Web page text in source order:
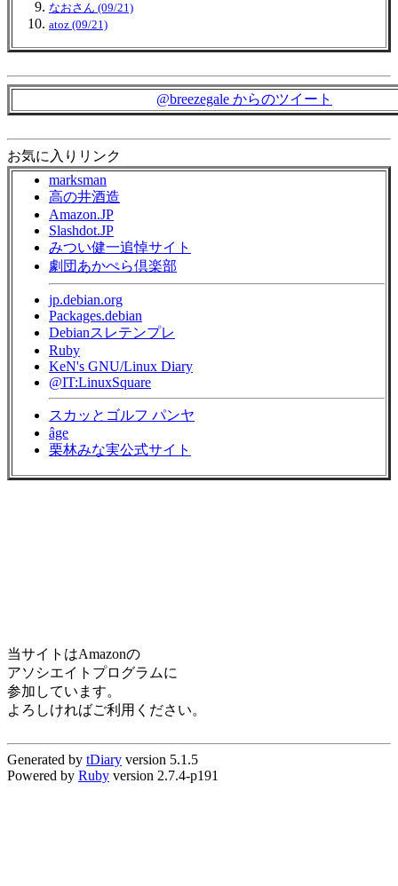
なおさん (09/21)
atoz (09/21)
@breezegale からのツイート
お気に入りリンク
marksman
高の井酒造
Amazon.JP
Slashdot.JP
みつい健一追悼サイト
劇団あかぺら倶楽部
jp.debian.org
Packages.debian
Debianスレテンプレ
Ruby
KeN's GNU/Linux Diary
@IT:LinuxSquare
スカッとゴルフ パンヤ
âge
栗林みな実公式サイト
当サイトはAmazonの
アソシエイトプログラムに
参加しています。
よろしければご利用ください。
Generated by tDiary version 5.1.5
Powered by Ruby version 2.7.4-p191